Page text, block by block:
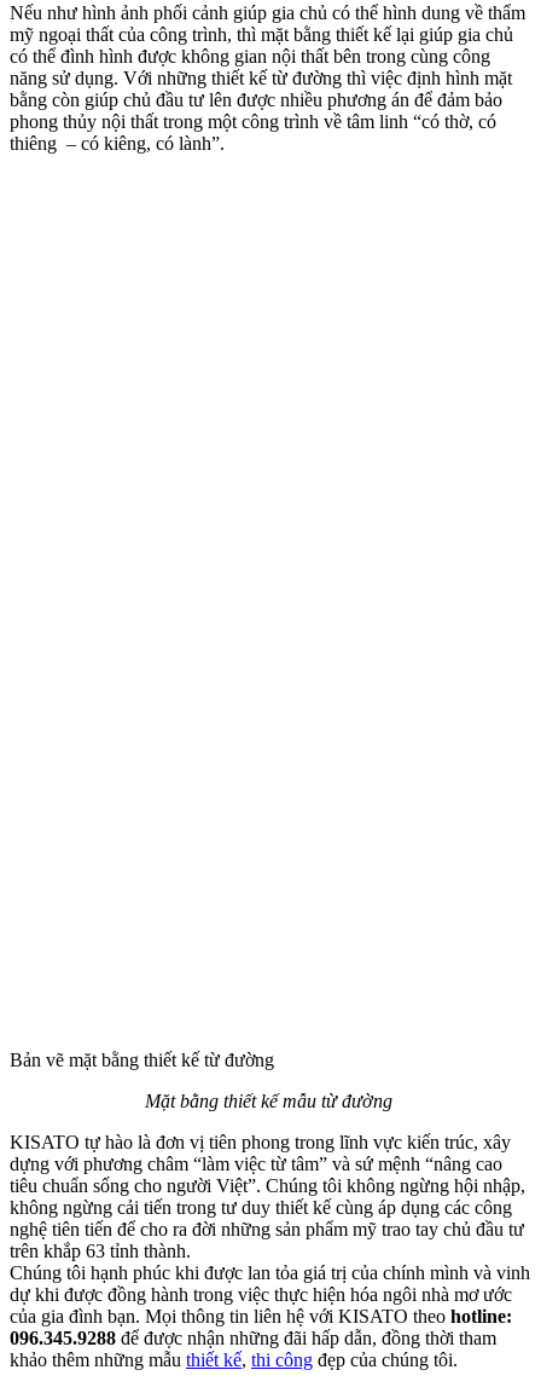
Nếu như hình ảnh phối cảnh giúp gia chủ có thể hình dung về thẩm
mỹ ngoại thất của công trình, thì mặt bằng thiết kế lại giúp gia chủ
có thể đình hình được không gian nội thất bên trong cùng công
năng sử dụng. Với những thiết kế từ đường thì việc định hình mặt
bằng còn giúp chủ đầu tư lên được nhiều phương án để đảm bảo
phong thủy nội thất trong một công trình về tâm linh “có thờ, có
thiêng – có kiêng, có lành”.
Bản vẽ mặt bằng thiết kế từ đường
Mặt bằng thiết kế mẫu từ đường
KISATO tự hào là đơn vị tiên phong trong lĩnh vực kiến trúc, xây
dựng với phương châm “làm việc từ tâm” và sứ mệnh “nâng cao
tiêu chuẩn sống cho người Việt”. Chúng tôi không ngừng hội nhập,
không ngừng cải tiến trong tư duy thiết kế cùng áp dụng các công
nghệ tiên tiến để cho ra đời những sản phẩm mỹ trao tay chủ đầu tư
trên khắp 63 tỉnh thành.
Chúng tôi hạnh phúc khi được lan tỏa giá trị của chính mình và vinh
dự khi được đồng hành trong việc thực hiện hóa ngôi nhà mơ ước
của gia đình bạn. Mọi thông tin liên hệ với KISATO theo hotline:
096.345.9288 để được nhận những đãi hấp dẫn, đồng thời tham
khảo thêm những mẫu thiết kế, thi công đẹp của chúng tôi.